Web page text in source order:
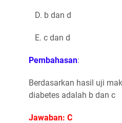
D. b dan d
E. c dan d
Pembahasan:
Berdasarkan hasil uji
diabetes adalah b dan c
Jawaban: C